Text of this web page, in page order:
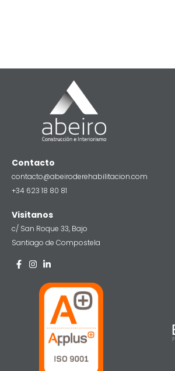
Contacto
contacto@abeiroderehabilitacion.com
+34 623 18 80 81
Visitanos
c/ San Roque 33, Bajo
Santiago de Compostela